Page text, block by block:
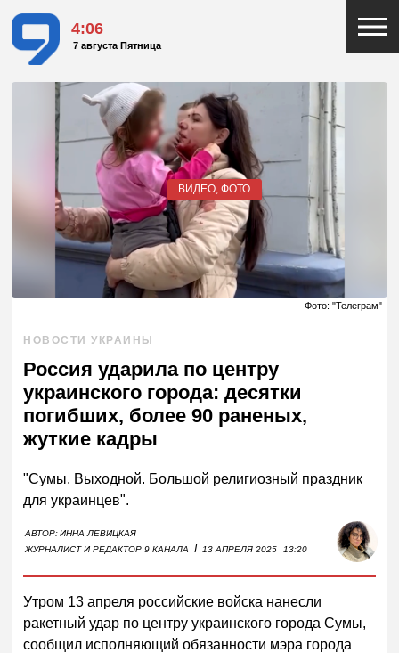
4:06
7 августа Пятница
ВИДЕО, ФОТО
Фото: "Телеграм"
НОВОСТИ УКРАИНЫ
Россия ударила по центру
украинского города: десятки
погибших, более 90 раненых,
жуткие кадры
"Сумы. Выходной. Большой религиозный праздник
для украинцев".
АВТОР:ИННА ЛЕВИЦКАЯ
ЖУРНАЛИСТ И РЕДАКТОР 9 КАНАЛА
I 13 АПРЕЛЯ 2025 13:20
Утром 13 апреля российские войска нанесли
ракетный удар по центру украинского города Сумы,
сообщил исполняющий обязанности мэра города